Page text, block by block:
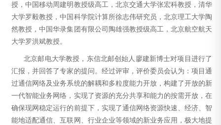
授，中国移动周建明教授级高工，北京交通大学张宏科教授，清华
大学罗毅教授，中国科学院计算所徐志伟研究员，北京理工大学陶
然教授，中国华录集团有限公司陶雄强教授级高工，北京航空航天
大学罗洪斌教授。
北京邮电大学教授，东信北邮创始人廖建新博士对项目进行了
汇报，并回答了专家的提问。经过评审，评价委员会认为：项目通
过通信网络及业务系统的解耦和多粒度能力开放，构建了开放的新
一代智能业务网络，实现了资源的充分共享和能力的按需开放，在
确保现网稳定运行的前提下，实现了通信网络资源快速、经济、智
能地适配通信、互联网、行业企业等领域的新业务应用，极大地提